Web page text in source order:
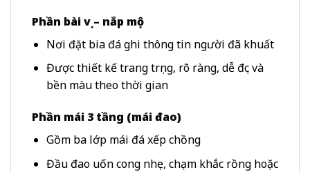
Phần bài vị – nắp mộ
Nơi đặt bia đá ghi thông tin người đã khuất
Được thiết kế trang trọng, rõ ràng, dễ đọc và
bền màu theo thời gian
Phần mái 3 tầng (mái đao)
Gồm ba lớp mái đá xếp chồng
Đầu đao uốn cong nhẹ, chạm khắc rồng hoặc